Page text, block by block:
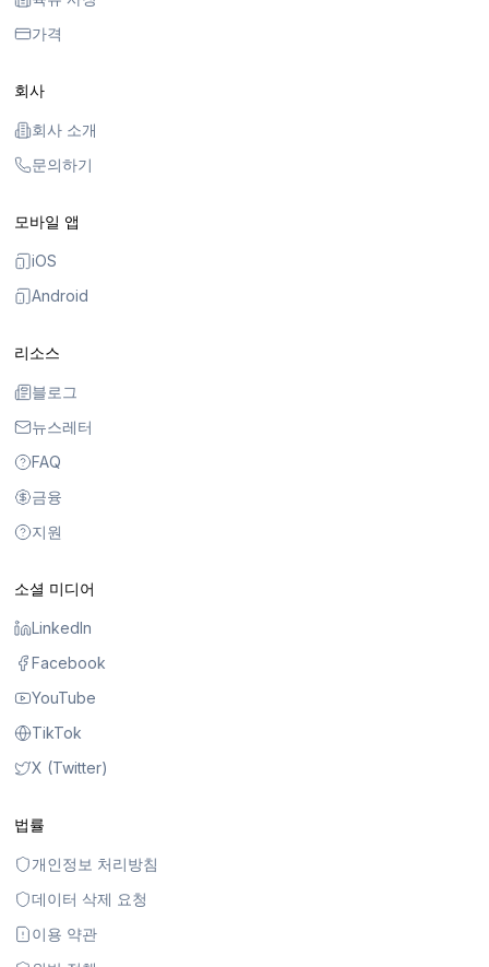
가격
회사
회사 소개
문의하기
모바일 앱
iOS
Android
리소스
블로그
뉴스레터
FAQ
금융
지원
소셜 미디어
LinkedIn
Facebook
YouTube
TikTok
X (Twitter)
법률
개인정보 처리방침
데이터 삭제 요청
이용 약관